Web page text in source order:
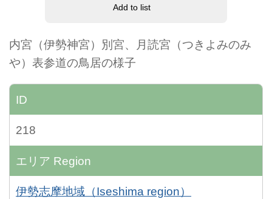
Add to list
内宮（伊勢神宮）別宮、月読宮（つきよみのみ
や）表参道の鳥居の様子
ID
218
エリア Region
伊勢志摩地域（Iseshima region）